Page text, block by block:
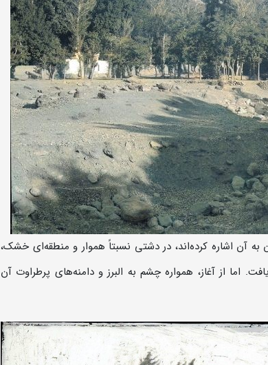
به آن اشاره کرده‌اند، در دشتی نسبتاً هموار و منطقه‌ای خشک،
اما از آغاز، همواره چشم به البرز و دامنه‌های پرطراوت آن